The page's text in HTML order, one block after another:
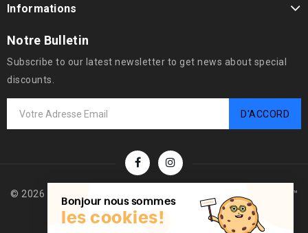
Informations
Notre Bulletin
Subscribe to our latest newsletter to get news about special
discounts.
© 2026 - Logiciel de commerce électronique par PrestaShop™
Bonjour nous sommes
les cookies!